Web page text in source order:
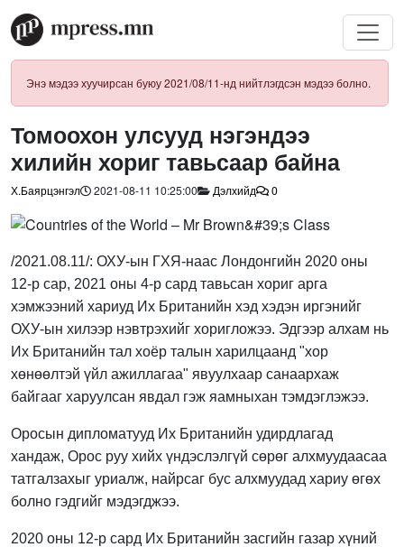
Энэ мэдээ хуучирсан буюу 2021/08/11-нд нийтлэгдсэн мэдээ болно.
Томоохон улсууд нэгэндээ
хилийн хориг тавьсаар байна
Х.Баярцэнгэл 2021-08-11 10:25:00 Дэлхийд 0
/2021.08.11/: ОХУ-ын ГХЯ-наас Лондонгийн 2020 оны
12-р сар, 2021 оны 4-р сард тавьсан хориг арга
хэмжээний хариуд Их Британийн хэд хэдэн иргэнийг
ОХУ-ын хилээр нэвтрэхийг хоригложээ. Эдгээр алхам нь
Их Британийн тал хоёр талын харилцаанд "хор
хөнөөлтэй үйл ажиллагаа" явуулхаар санаархаж
байгааг харуулсан явдал гэж яамныхан тэмдэглэжээ.
Оросын дипломатууд Их Британийн удирдлагад
хандаж, Орос руу хийх үндэслэлгүй сөрөг алхмуудаасаа
татгалзахыг уриалж, найрсаг бус алхмуудад хариу өгөх
болно гэдгийг мэдэгджээ.
2020 оны 12-р сард Их Британийн засгийн газар хүний